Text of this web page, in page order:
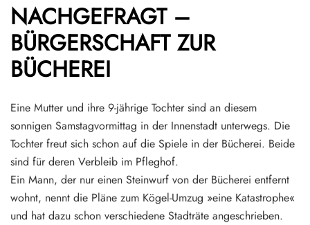
NACHGEFRAGT –
BÜRGERSCHAFT ZUR
BÜCHEREI
Eine Mutter und ihre 9-jährige Tochter sind an diesem
sonnigen Samstagvormittag in der Innenstadt unterwegs. Die
Tochter freut sich schon auf die Spiele in der Bücherei. Beide
sind für deren Verbleib im Pfleghof.
Ein Mann, der nur einen Steinwurf von der Bücherei entfernt
wohnt, nennt die Pläne zum Kögel-Umzug »eine Katastrophe«
und hat dazu schon verschiedene Stadträte angeschrieben.